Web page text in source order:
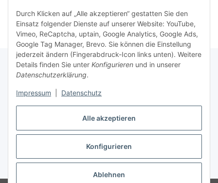
Alle akzeptieren
Konfigurieren
Ablehnen
Durch Klicken auf „Alle akzeptieren“ gestatten Sie den
Einsatz folgender Dienste auf unserer Website: YouTube,
Vimeo, ReCaptcha, uptain, Google Analytics, Google Ads,
Google Tag Manager, Brevo. Sie können die Einstellung
jederzeit ändern (Fingerabdruck-Icon links unten). Weitere
Details finden Sie unter Konfigurieren und in unserer
Datenschutzerklärung.
Impressum Datenschutz
Vertrag widerrufen
* Alle Preise inkl. gesetzlicher USt., zzgl.